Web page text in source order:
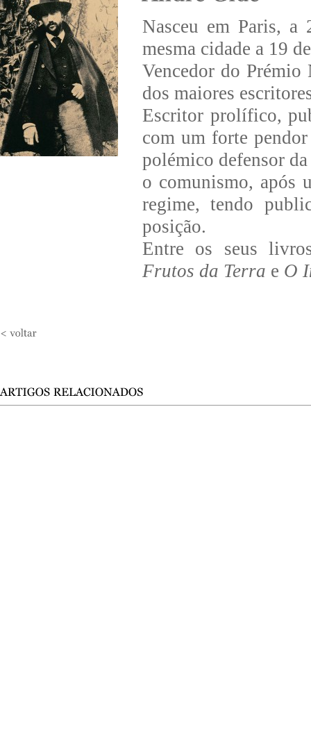
Nasceu em Paris,
mesma cidade a 19
Vencedor do
dos maiores
Escritor prolífico,
com um forte
polémico defensor
o comunismo, após
regime, tendo
posição.
Entre os seus
Frutos da Terra e O